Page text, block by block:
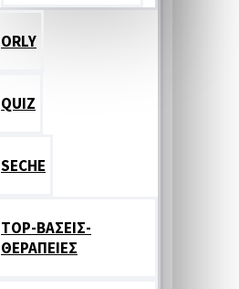
ORLY
QUIZ
SECHE
TOP-ΒΑΣΕΙΣ-
ΘΕΡΑΠΕΙΕΣ